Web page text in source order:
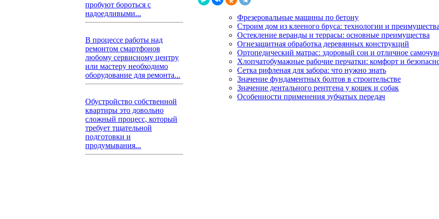
пробуют бороться с
надоедливыми...
В процессе работы над
ремонтом смартфонов
любому сервисному центру
или мастеру необходимо
оборудование для ремонта...
Обустройство собственной
квартиры это довольно
сложный процесс, который
требует тщательной
подготовки и
продумывания...
Фрезеровальные машины по бетону
Строим дом из клееного бруса: технологии и преимущества
Остекление веранды и террасы: основные преимущества
Огнезащитная обработка деревянных конструкций
Ортопедический матрас: здоровый сон и отличное
Хлопчатобумажные рабочие перчатки: комфорт и
Сетка рифленая для забора: что нужно знать
Значение фундаментных болтов в строительстве
Значение дентального рентгена у кошек и собак
Особенности применения зубчатых передач